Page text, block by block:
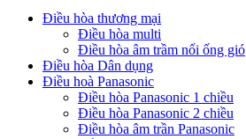
Điều hòa thương mại
Điều hòa multi
Điều hòa âm trầm nối ống gió
Điều hòa Dân dụng
Điều hoà Panasonic
Điều hòa Panasonic 1 chiều
Điều hòa Panasonic 2 chiều
Điều hòa âm trần Panasonic